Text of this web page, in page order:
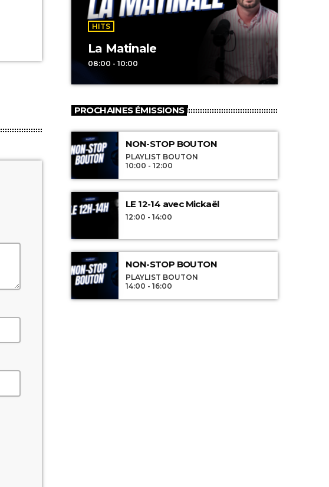
HITS
La Matinale
08:00 - 10:00
PROCHAINES ÉMISSIONS
NON-STOP BOUTON
PLAYLIST BOUTON
10:00 - 12:00
LE 12-14 avec Mickaël
12:00 - 14:00
NON-STOP BOUTON
PLAYLIST BOUTON
14:00 - 16:00